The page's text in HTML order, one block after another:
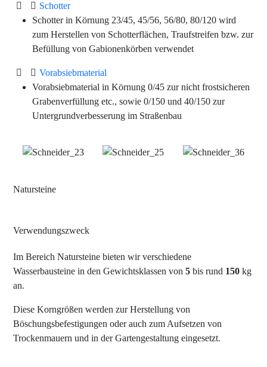
Schotter
Schotter in Körnung 23/45, 45/56, 56/80, 80/120 wird
zum Herstellen von Schotterflächen, Traufstreifen bzw. zur
Befüllung von Gabionenkörben verwendet
Vorabsiebmaterial
Vorabsiebmaterial in Körnung 0/45 zur nicht frostsicheren
Grabenverfüllung etc., sowie 0/150 und 40/150 zur
Untergrundverbesserung im Straßenbau
Natursteine
Verwendungszweck
Im Bereich Natursteine bieten wir verschiedene
Wasserbausteine in den Gewichtsklassen von 5 bis rund 150 kg
an.
Diese Korngrößen werden zur Herstellung von
Böschungsbefestigungen oder auch zum Aufsetzen von
Trockenmauern und in der Gartengestaltung eingesetzt.